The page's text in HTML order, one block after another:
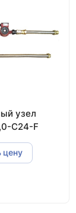
узел
C24-F
цену